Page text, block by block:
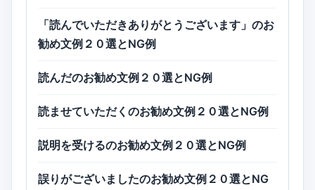
「読んでいただきありがとうございます」のお
勧め文例２０選とNG例
読んだのお勧め文例２０選とNG例
読ませていただくのお勧め文例２０選とNG例
説明を受けるのお勧め文例２０選とNG例
誤りがございましたのお勧め文例２０選とNG